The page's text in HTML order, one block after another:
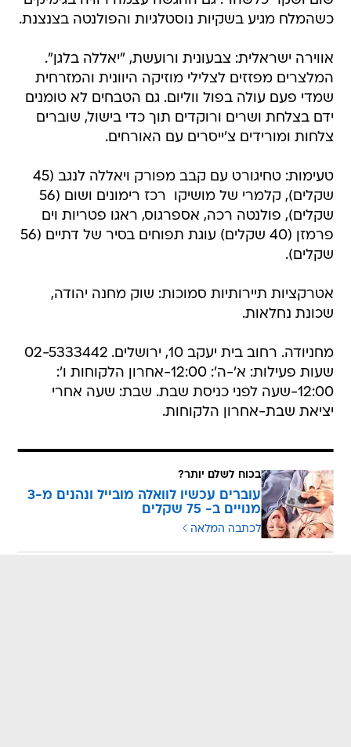
כשהמלח מגיע בשקיות נוסטלגיות והפולנטה בצנצנת.
אווירה ישראלית: צבעונית ורועשת, "יאללה בלגן".
המלצרים מפזזים לצלילי מוזיקה היוונית והמזרחית
שמדי פעם עולה בפול ווליום. גם הטבחים לא טומנים
ידם בצלחת ושרים ורוקדים תוך כדי בישול, שוברים
צלחות ומורידים צ'ייסרים עם האורחים.
טעימות: טחיגורט עם קבב מפורק ויאללה לנגב (45
שקלים), קלמרי של מושיקו  רכז רימונים ושום (56
שקלים), פולנטה רכה, אספרגוס, ראגו פטריות וים
פרמזן (40 שקלים) עוגת תפוחים בסיר של דתיים (56
שקלים).
אטרקציות תיירותיות סמוכות: שוק מחנה יהודה,
שכונת נחלאות.
מחניודה. רחוב בית יעקב 10, ירושלים. 02-5333442
שעות פעילות: א'-ה': 12:00-אחרון הלקוחות ו':
12:00-שעה לפני כניסת שבת. שבת: שעה אחרי
יציאת שבת-אחרון הלקוחות.
בכוח לשלם יותר?
עוברים עכשיו לוואלה מובייל ונהנים מ-3
מנויים ב- 75 שקלים
לכתבה המלאה